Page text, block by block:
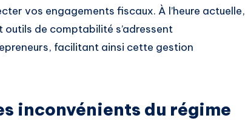
vos engagements fiscaux. À l’heure actuelle,
outils de comptabilité s’adressent
facilitant ainsi cette gestion
inconvénients du régime